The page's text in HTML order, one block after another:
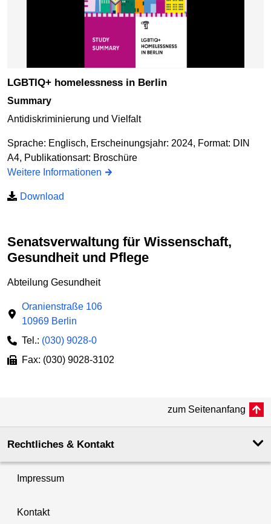
LGBTIQ+ homelessness in Berlin
summary
Antidiskriminierung und Vielfalt
Sprache: Englisch, Erscheinungsjahr: 2024, Format: DIN
A4, Publikationsart: Broschüre
Weitere Informationen
Download
Senatsverwaltung für Wissenschaft,
Gesundheit und Pflege
Abteilung Gesundheit
Oranienstraße 106
10969 Berlin
Tel.: (030) 9028-0
Fax: (030) 9028-3102
zum Seitenanfang
Rechtliches & Kontakt
Impressum
Kontakt